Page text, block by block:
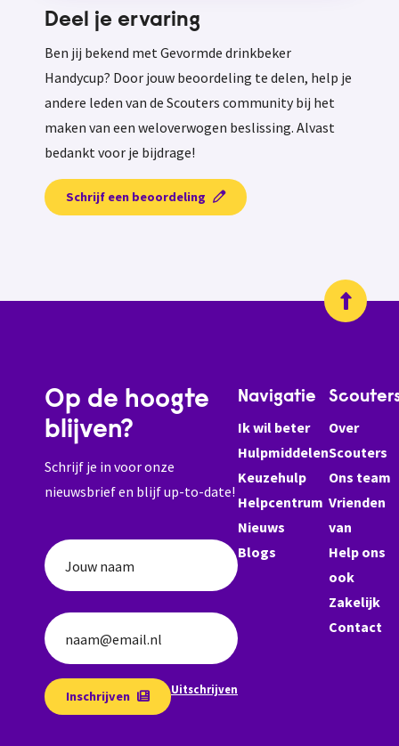
Deel je ervaring
Ben jij bekend met Gevormde drinkbeker
Handycup? Door jouw beoordeling te delen, help je
andere leden van de Scouters community bij het
maken van een weloverwogen beslissing. Alvast
bedankt voor je bijdrage!
Schrijf een beoordeling
Op de hoogte
blijven?
Schrijf je in voor onze
nieuwsbrief en blijf up-to-date!
Jouw naam
naam@email.nl
Inschrijven Uitschrijven
Navigatie
Ik wil beter
Hulpmiddelen
Keuzehulp
Helpcentrum
Nieuws
Blogs
Over
Scouters
Ons team
Vrienden
van
Help ons
ook
Zakelijk
Contact